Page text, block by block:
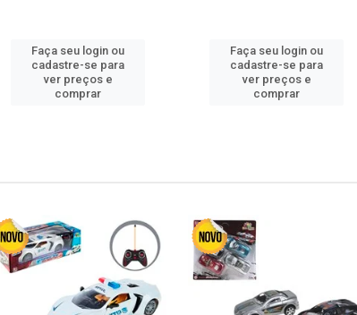
Faça seu login ou
cadastre-se para
ver preços e
comprar
Faça seu login ou
cadastre-se para
ver preços e
comprar